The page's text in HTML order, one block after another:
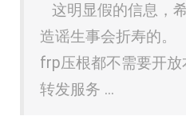
这明显假的信息，
造谣生事会折寿的。
frp压根都不需要开
转发服务 ...